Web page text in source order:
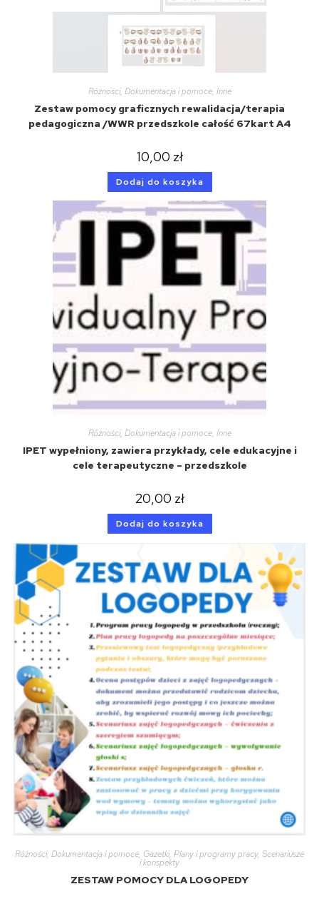
Różności, Dokumentacja i pomoce, Inne
Zestaw pomocy graficznych rewalidacja/terapia
pedagogiczna /WWR przedszkole całość 67kart A4
10,00 zł
Dodaj do koszyka
Różności, Dokumentacja i pomoce, Inne
IPET wypełniony, zawiera przykłady, cele edukacyjne i
cele terapeutyczne – przedszkole
20,00 zł
Dodaj do koszyka
Różności, Dokumentacja i pomoce, Gazetki, Plany i programy pracy, Scenariusze
i konspekty
ZESTAW POMOCY DLA LOGOPEDY